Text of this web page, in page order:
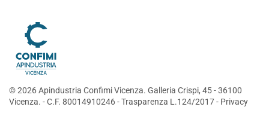
©2026Apindustria Confimi Vicenza. Galleria Crispi, 45 - 36100
Vicenza. - C.F. 80014910246 -Trasparenza L.124/2017- Privacy